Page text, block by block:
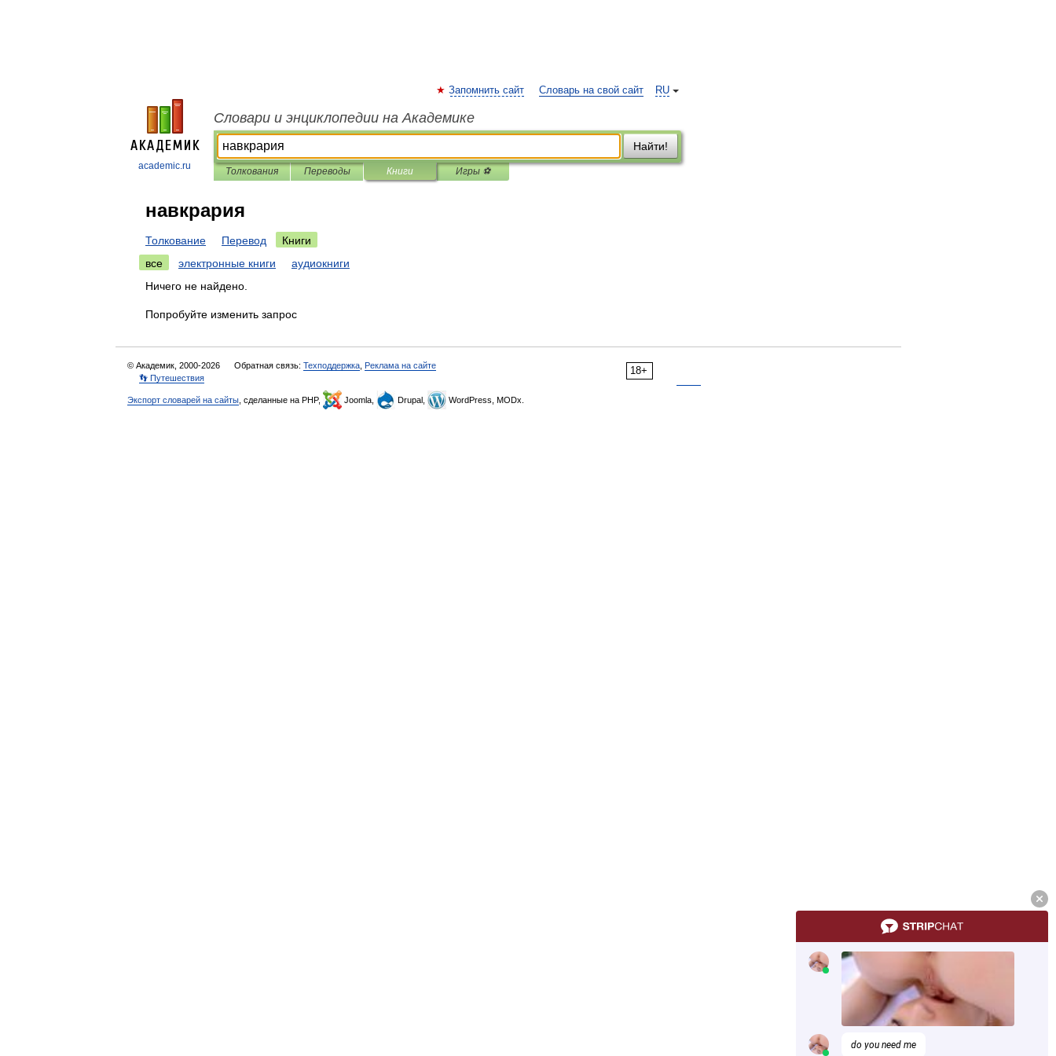
academic.ru
RU
Запомнить сайт Словарь на свой сайт
Словари и энциклопедии на Академике
Найти!
Толкования Переводы Книги Игры ⚽
навкрария
Толкование Перевод
Книги
все
электронные книги
аудиокниги
Ничего не найдено.
Попробуйте изменить запрос
18+
© Академик, 2000-2026 Обратная связь: Техподдержка Реклама на сайте
👣 Путешествия
Экспорт словарей на сайты , сделанные на PHP, Joomla, Drupal, WordPress, MODx.